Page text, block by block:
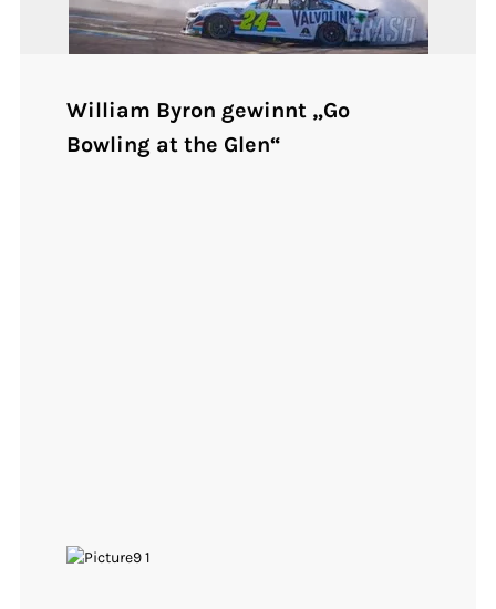
William Byron gewinnt „Go
Bowling at the Glen“